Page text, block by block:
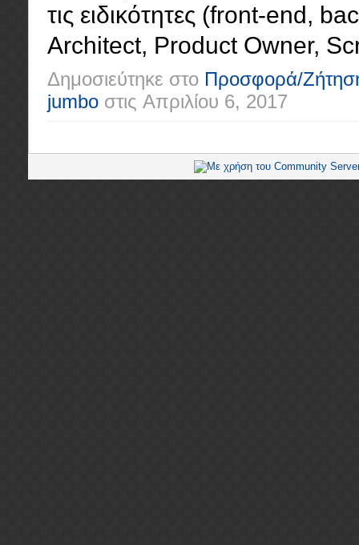
τις ειδικότητες (front-end,
Architect, Product Owner,
Δημοσιεύτηκε στο Προσφορά/
jumbo στις Απριλίου 6, 2017